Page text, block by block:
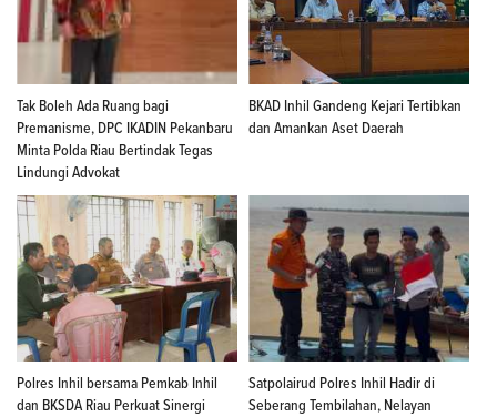
Tak Boleh Ada Ruang bagi
Premanisme, DPC IKADIN Pekanbaru
Minta Polda Riau Bertindak Tegas
Lindungi Advokat
BKAD Inhil Gandeng Kejari Tertibkan
dan Amankan Aset Daerah
Polres Inhil bersama Pemkab Inhil
dan BKSDA Riau Perkuat Sinergi
Satpolairud Polres Inhil Hadir di
Seberang Tembilahan, Nelayan